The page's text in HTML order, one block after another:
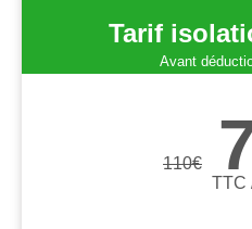
Tarif
Avant
110€
TTC